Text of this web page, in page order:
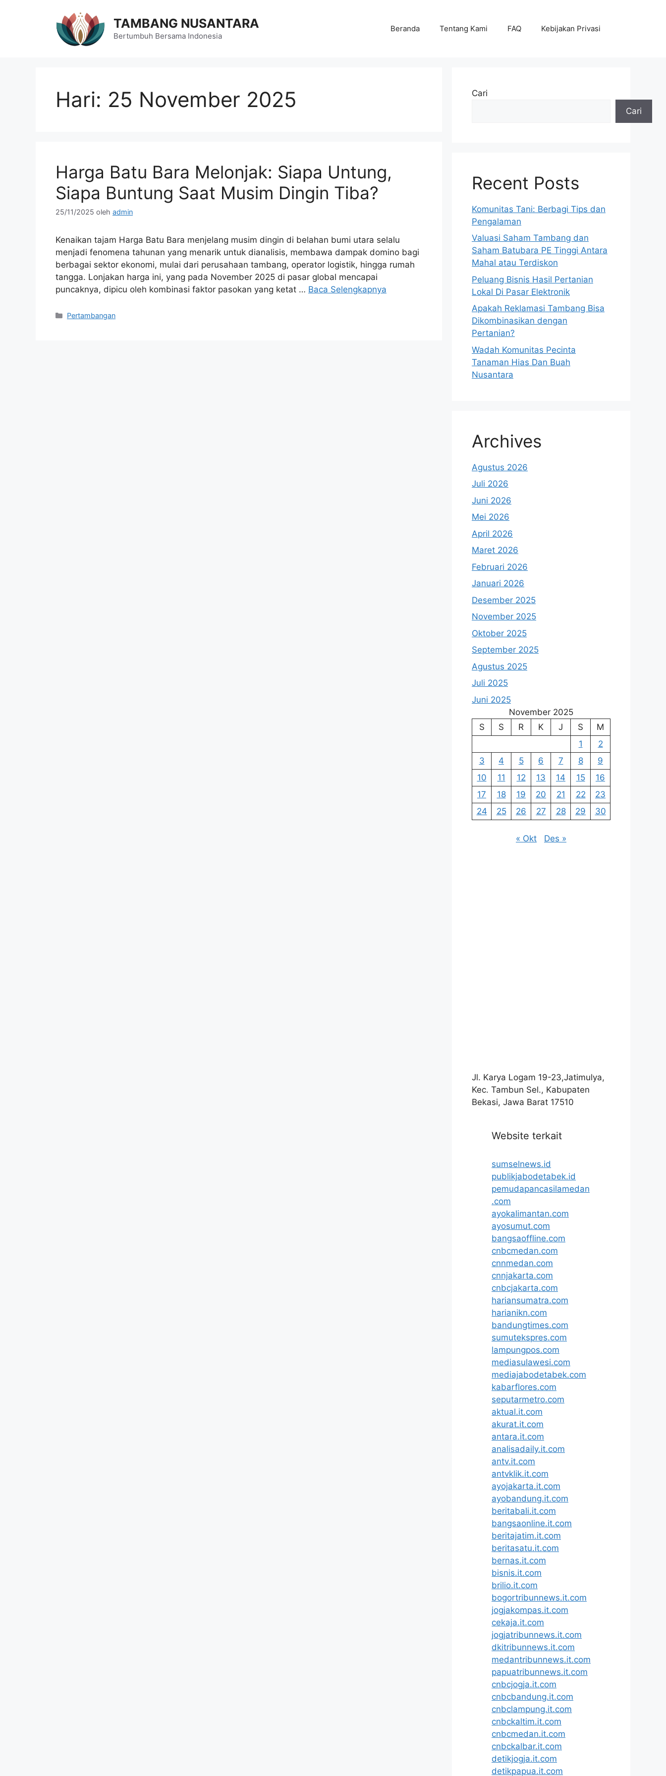
TAMBANG NUSANTARA
Bertumbuh Bersama Indonesia
Beranda Tentang Kami FAQ Kebijakan Privasi
Hari: 25 November 2025
Harga Batu Bara Melonjak: Siapa Untung,
Siapa Buntung Saat Musim Dingin Tiba?
25/11/2025 oleh admin
Kenaikan tajam Harga Batu Bara menjelang musim dingin di belahan bumi utara selalu
menjadi fenomena tahunan yang menarik untuk dianalisis, membawa dampak domino bagi
berbagai sektor ekonomi, mulai dari perusahaan tambang, operator logistik, hingga rumah
tangga. Lonjakan harga ini, yang pada November 2025 di pasar global mencapai
puncaknya, dipicu oleh kombinasi faktor pasokan yang ketat … Baca Selengkapnya
Kategori
Pertambangan
Cari
Cari
Recent Posts
Komunitas Tani: Berbagi Tips dan
Pengalaman
Valuasi Saham Tambang dan
Saham Batubara PE Tinggi Antara
Mahal atau Terdiskon
Peluang Bisnis Hasil Pertanian
Lokal Di Pasar Elektronik
Apakah Reklamasi Tambang Bisa
Dikombinasikan dengan
Pertanian?
Wadah Komunitas Pecinta
Tanaman Hias Dan Buah
Nusantara
Archives
Agustus 2026
Juli 2026
Juni 2026
Mei 2026
April 2026
Maret 2026
Februari 2026
Januari 2026
Desember 2025
November 2025
Oktober 2025
September 2025
Agustus 2025
Juli 2025
Juni 2025
November 2025
S
S R K J S
M
1
2
3
4 5 6 7 8
9
10
11 12 13 14 15
16
17
18 19 20 21 22
23
24
25 26 27 28 29 30
« Okt Des »
Jl. Karya Logam 19-23,Jatimulya,
Kec. Tambun Sel., Kabupaten
Bekasi, Jawa Barat 17510
Website terkait
sumselnews.id
publikjabodetabek.id
pemudapancasilamedan
.com
ayokalimantan.com
ayosumut.com
bangsaoffline.com
cnbcmedan.com
cnnmedan.com
cnnjakarta.com
cnbcjakarta.com
hariansumatra.com
harianikn.com
bandungtimes.com
sumutekspres.com
lampungpos.com
mediasulawesi.com
mediajabodetabek.com
kabarflores.com
seputarmetro.com
aktual.it.com
akurat.it.com
antara.it.com
analisadaily.it.com
antv.it.com
antvklik.it.com
ayojakarta.it.com
ayobandung.it.com
beritabali.it.com
bangsaonline.it.com
beritajatim.it.com
beritasatu.it.com
bernas.it.com
bisnis.it.com
brilio.it.com
bogortribunnews.it.com
jogjakompas.it.com
cekaja.it.com
jogjatribunnews.it.com
dkitribunnews.it.com
medantribunnews.it.com
papuatribunnews.it.com
cnbcjogja.it.com
cnbcbandung.it.com
cnbclampung.it.com
cnbckaltim.it.com
cnbcmedan.it.com
cnbckalbar.it.com
detikjogja.it.com
detikpapua.it.com